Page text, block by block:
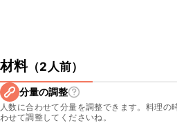
材料（2人前）
分量の調整
人数に合わせて分量を調整できます。料理の
わせて調整してくださいね。